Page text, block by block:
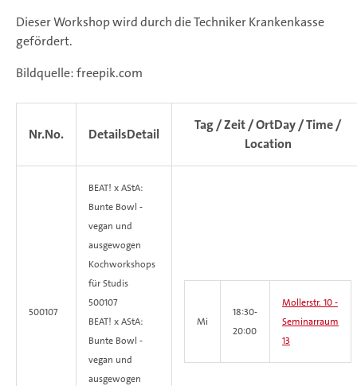
Dieser Workshop wird durch die Techniker Krankenkasse
gefördert.
Bildquelle: freepik.com
Nr.No. DetailsDetail
Tag / Zeit / OrtDay / Time /
Location
500107
BEAT! x AStA:
Bunte Bowl -
vegan und
ausgewogen
Kochworkshops
für Studis
500107
BEAT! x AStA:
Bunte Bowl -
vegan und
ausgewogen
Mi
18:30-
20:00
Mollerstr. 10 -
Seminarraum
13